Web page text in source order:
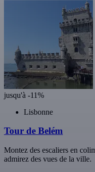
jusqu'à -11%
Lisbonne
Tour de Belém
Montez des escaliers en
admirez des vues de la ville.